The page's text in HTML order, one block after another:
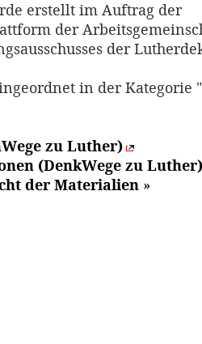
erstellt im Auftrag der
der
der
in der Kategorie
zu Luther)
(DenkWege zu Luther)
der Materialien »